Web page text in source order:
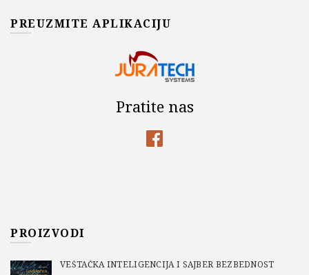
PREUZMITE APLIKACIJU
Pratite nas
PROIZVODI
VEŠTAČKA INTELIGENCIJA I SAJBER BEZBEDNOST